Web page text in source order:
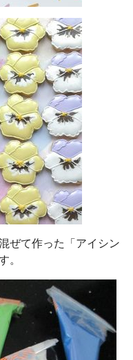
ぜて作った「アイシン
。